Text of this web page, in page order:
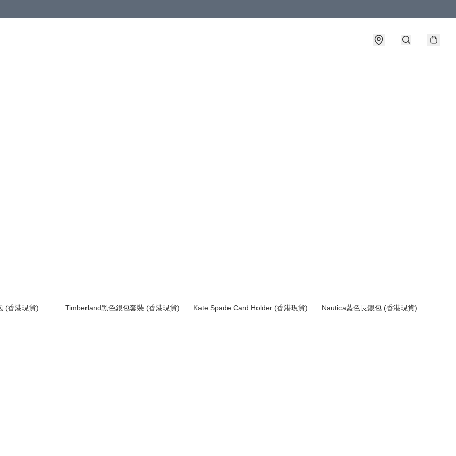
(香港現貨) Timberland黑色銀包套裝 (香港現貨) Kate Spade Card Holder (香港現貨) Nautica藍色長銀包 (香港現貨)